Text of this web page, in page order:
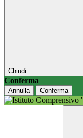
Chiudi
Conferma
Annulla Conferma